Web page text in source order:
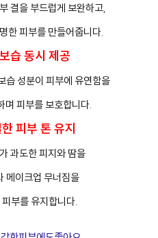
결을 부드럽게 보완하고,
한 피부를 만들어줍니다.
습 동시 제공
습 성분이 피부에 유연함을
며 피부를 보호합니다.
피부 톤 유지
과도한 피지와 땀을
메이크업 무너짐을
부를 유지합니다.